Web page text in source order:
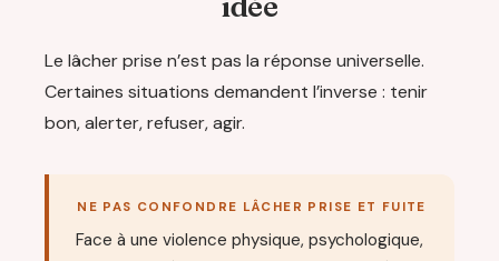
Le lâcher prise n’est pas la réponse universelle.
Certaines situations demandent l’inverse : tenir
bon, alerter, refuser, agir.
NE PAS CONFONDRE LÂCHER PRISE ET FUITE
Face à une violence physique, psychologique,